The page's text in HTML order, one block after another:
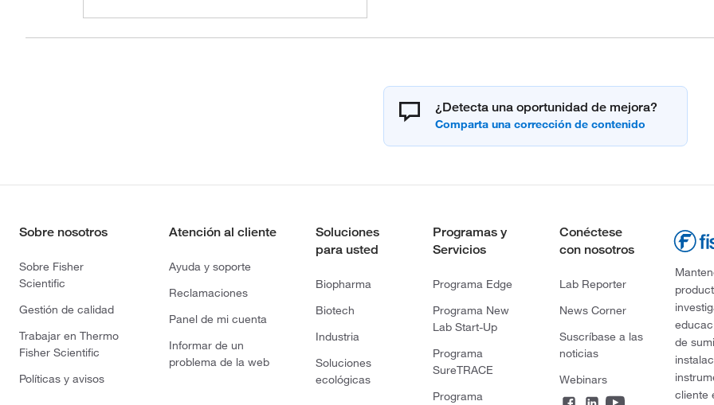
¿Detecta una oportunidad de mejora?
Sobre nosotros
Sobre Fisher
Scientific
Gestión de calidad
Trabajar en Thermo
Fisher Scientific
Políticas y avisos
Atención al cliente
Ayuda y soporte
Reclamaciones
Panel de mi cuenta
Informar de un
problema de la web
Soluciones
para usted
Biopharma
Biotech
Industria
Soluciones
ecológicas
Programas y
Servicios
Programa Edge
Programa New
Lab Start-Up
Programa
SureTRACE
Programa
Conéctese
con nosotros
Lab Reporter
News Corner
Suscríbase a las
noticias
Webinars
de
cliente